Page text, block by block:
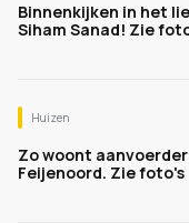
Binnenkijken in het
Siham Sanad! Zie
Huizen
Zo woont
Feijenoord. Zie foto's